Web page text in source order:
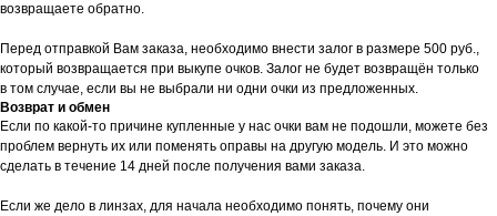
возвращаете обратно.
Перед отправкой Вам заказа, необходимо внести залог в размере 500 руб.,
который возвращается при выкупе очков. Залог не будет возвращён только
в том случае, если вы не выбрали ни одни очки из предложенных.
Возврат и обмен
Если по какой-то причине купленные у нас очки вам не подошли, можете без
проблем вернуть их или поменять оправы на другую модель. И это можно
сделать в течение 14 дней после получения вами заказа.
Если же дело в линзах, для начала необходимо понять, почему они